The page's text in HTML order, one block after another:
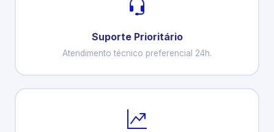
Suporte Prioritário
Atendimento técnico preferencial 24h.